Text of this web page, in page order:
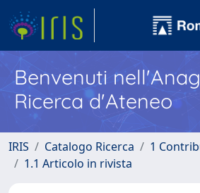
Benvenuti
Ricerca d'Ateneo
IRIS Catalogo Ricerca
1
1.1 Articolo in rivista